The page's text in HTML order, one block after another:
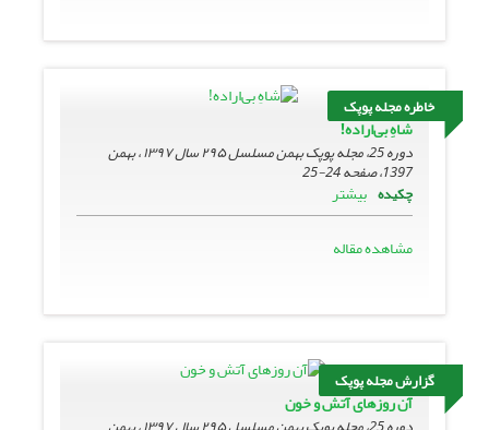
خاطره مجله پوپک
شاهِ بی‌اراده!
دوره 25، مجله پوپک بهمن مسلسل ۲۹۵ سال ۱۳۹۷ ، بهمن
1397، صفحه
24-25
چکیده بیشتر
مشاهده مقاله
گزارش مجله پوپک
آن روزهای آتش و خون